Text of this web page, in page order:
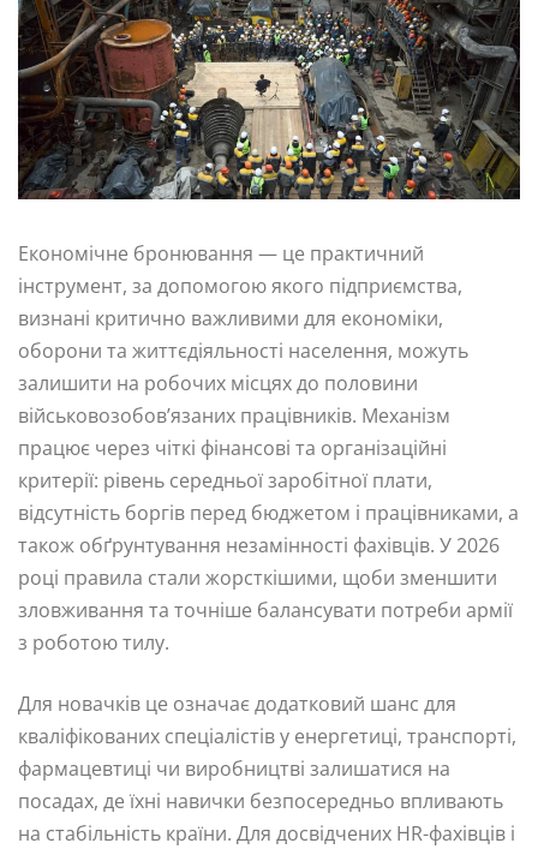
Економічне бронювання — це практичний
інструмент, за допомогою якого підприємства,
визнані критично важливими для економіки,
оборони та життєдіяльності населення, можуть
залишити на робочих місцях до половини
військовозобов’язаних працівників. Механізм
працює через чіткі фінансові та організаційні
критерії: рівень середньої заробітної плати,
відсутність боргів перед бюджетом і працівниками, а
також обґрунтування незамінності фахівців. У 2026
році правила стали жорсткішими, щоби зменшити
зловживання та точніше балансувати потреби армії
з роботою тилу.
Для новачків це означає додатковий шанс для
кваліфікованих спеціалістів у енергетиці, транспорті,
фармацевтиці чи виробництві залишатися на
посадах, де їхні навички безпосередньо впливають
на стабільність країни. Для досвідчених HR-фахівців і